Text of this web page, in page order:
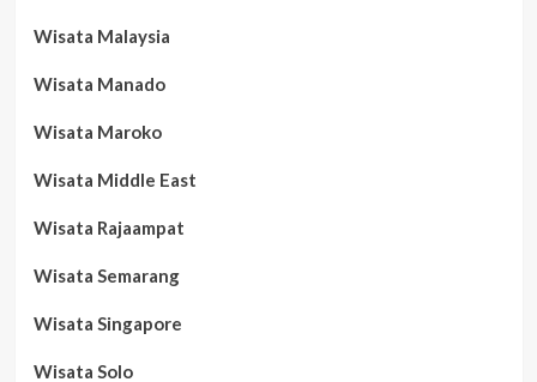
Wisata Malaysia
Wisata Manado
Wisata Maroko
Wisata Middle East
Wisata Rajaampat
Wisata Semarang
Wisata Singapore
Wisata Solo